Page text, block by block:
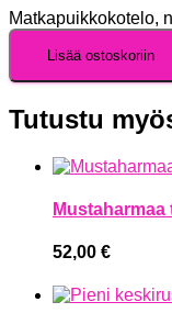
Matkapuikkokotelo,
Lisää ostoskoriin
Tutustu
52,00 €